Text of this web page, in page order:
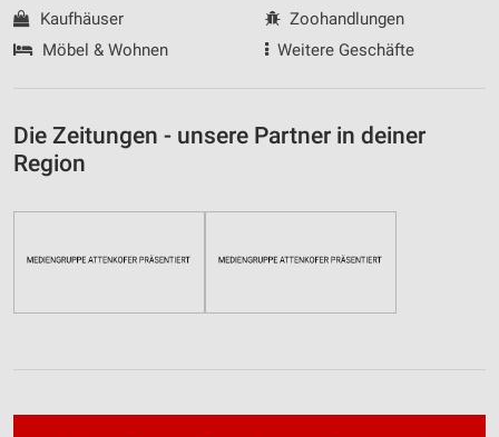
Kaufhäuser
Möbel & Wohnen
Zoohandlungen
Weitere Geschäfte
Die Zeitungen - unsere Partner in deiner
Region